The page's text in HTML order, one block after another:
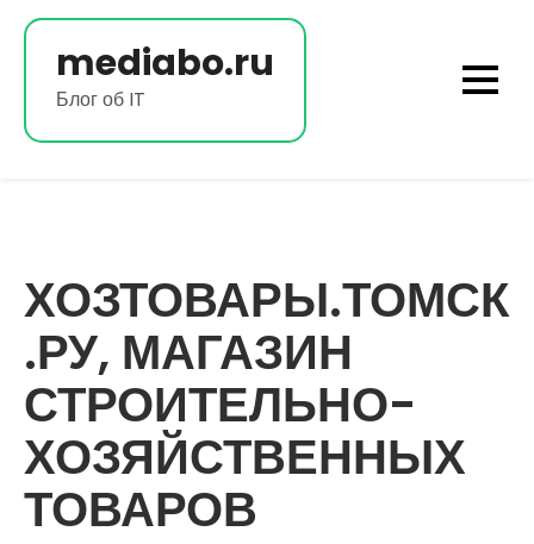
Перейти
содержимомуmediabo.ru
Блог об IT
ХОЗТОВАРЫ.ТОМСК
.РУ, МАГАЗИН
СТРОИТЕЛЬНО-
ХОЗЯЙСТВЕННЫХ
ТОВАРОВ